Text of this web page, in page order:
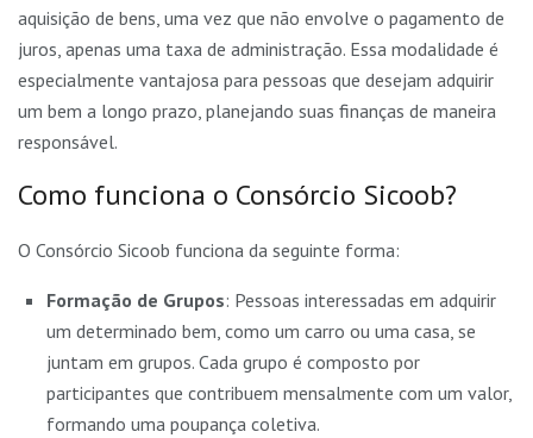
aquisição de bens, uma vez que não envolve o pagamento de
juros, apenas uma taxa de administração. Essa modalidade é
especialmente vantajosa para pessoas que desejam adquirir
um bem a longo prazo, planejando suas finanças de maneira
responsável.
Como funciona o Consórcio Sicoob?
O Consórcio Sicoob funciona da seguinte forma:
Formação de Grupos: Pessoas interessadas em adquirir
um determinado bem, como um carro ou uma casa, se
juntam em grupos. Cada grupo é composto por
participantes que contribuem mensalmente com um valor,
formando uma poupança coletiva.